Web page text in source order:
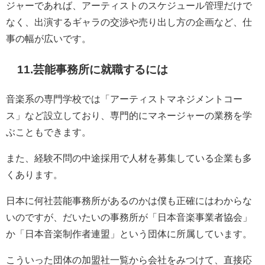
ジャーであれば、アーティストのスケジュール管理だけで
なく、出演するギャラの交渉や売り出し方の企画など、仕
事の幅が広いです。
11.芸能事務所に就職するには
音楽系の専門学校では「アーティストマネジメントコー
ス」など設立しており、専門的にマネージャーの業務を学
ぶこともできます。
また、経験不問の中途採用で人材を募集している企業も多
くあります。
日本に何社芸能事務所があるのかは僕も正確にはわからな
いのですが、だいたいの事務所が「日本音楽事業者協会」
か「日本音楽制作者連盟」という団体に所属しています。
こういった団体の加盟社一覧から会社をみつけて、直接応